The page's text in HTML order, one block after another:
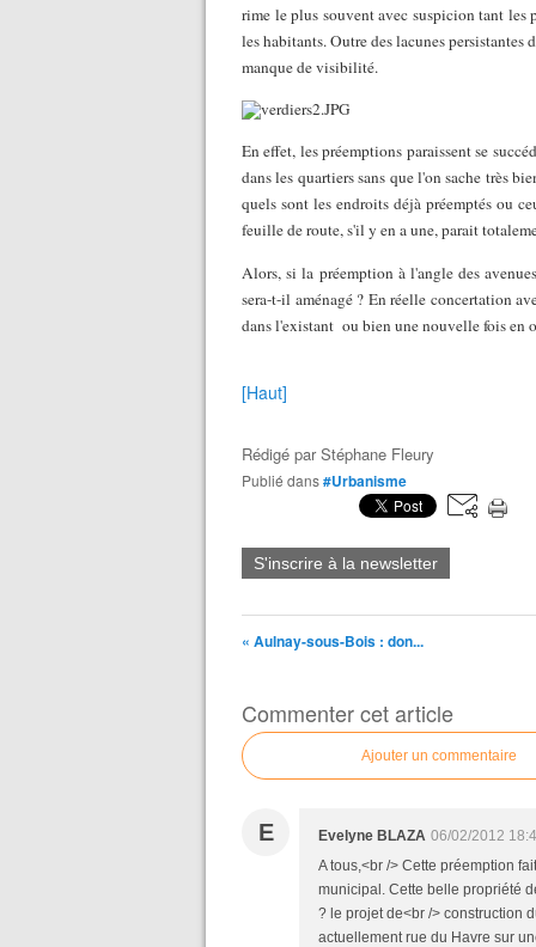
rime le plus souvent avec suspicion tant les
les habitants. Outre des lacunes
manque de visibilité.
En effet, les préemptions paraissent se
dans les quartiers sans que l'on sache très
quels sont les endroits déjà préemptés ou
feuille de route, s'il y en a une, parait
Alors, si la préemption à l'angle des
sera-t-il aménagé ? En réelle concertation
dans l'existant ou bien une nouvelle fois en
[Haut]
Rédigé parStéphane Fleury
Publié dans#Urbanisme
S'inscrire à la newsletter
« Aulnay-sous-Bois : don...
Commenter cet article
Ajouter un commentaire
E Evelyne BLAZA 06/02/2012
A tous,<br /> Cette préemption
municipal. Cette belle propriété
? le projet de<br /> construction
actuellement rue du Havre sur